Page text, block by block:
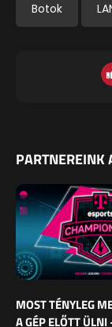
Botok
PARTNEREINK
MOST TÉNYLEG
A GÉP ELŐTT